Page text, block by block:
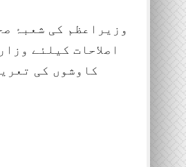
وزیراعظم کی شعبۂ
اصلاحات کیلئے
کاوشوں کی